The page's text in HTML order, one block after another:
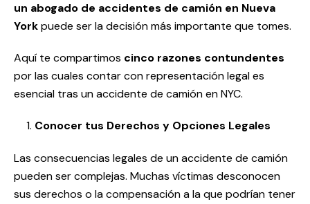
un abogado de accidentes de camión en Nueva
Yorkpuede ser la decisión más importante que tomes.
Aquí te compartimos cinco razones contundentes
por las cuales contar con representación legal es
esencial tras un accidente de camión en NYC.
Conocer tus Derechos y Opciones Legales
Las consecuencias legales de un accidente de camión
pueden ser complejas. Muchas víctimas desconocen
sus derechos o la compensación a la que podrían tener